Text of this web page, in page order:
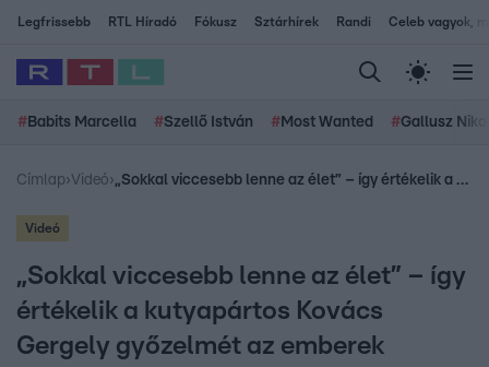
Legfrissebb RTL Híradó Fókusz Sztárhírek Randi Celeb vagyok,
# Babits Marcella #Szellő István # Most Wanted #Gallusz
Címlap›Videó› „Sokkal viccesebb lenne az élet” – így értékelik a kutyapártos Kovács Gergely győzelmét az emberek
Videó
„Sokkal viccesebb lenne az élet” – így
értékelik a kutyapártos Kovács
Gergely győzelmét az emberek